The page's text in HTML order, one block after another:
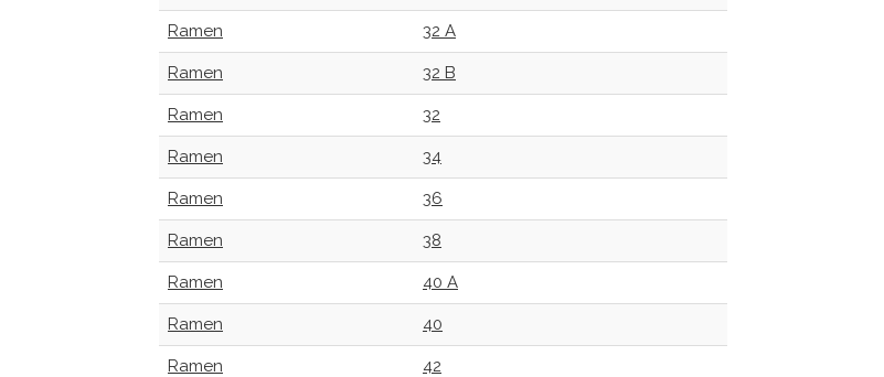
Ramen 32 A
Ramen 32 B
Ramen 32
Ramen 34
Ramen 36
Ramen 38
Ramen 40 A
Ramen 40
Ramen 42